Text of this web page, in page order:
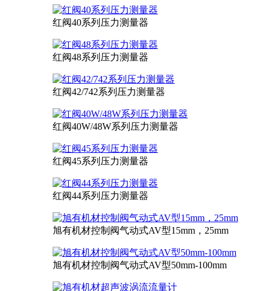
红阀40系列压力测量器
红阀48系列压力测量器
红阀42/742系列压力测量器
红阀40W/48W系列压力测量器
红阀45系列压力测量器
红阀44系列压力测量器
旭有机材控制阀气动式AV型15mm，25mm
旭有机材控制阀气动式AV型50mm-100mm